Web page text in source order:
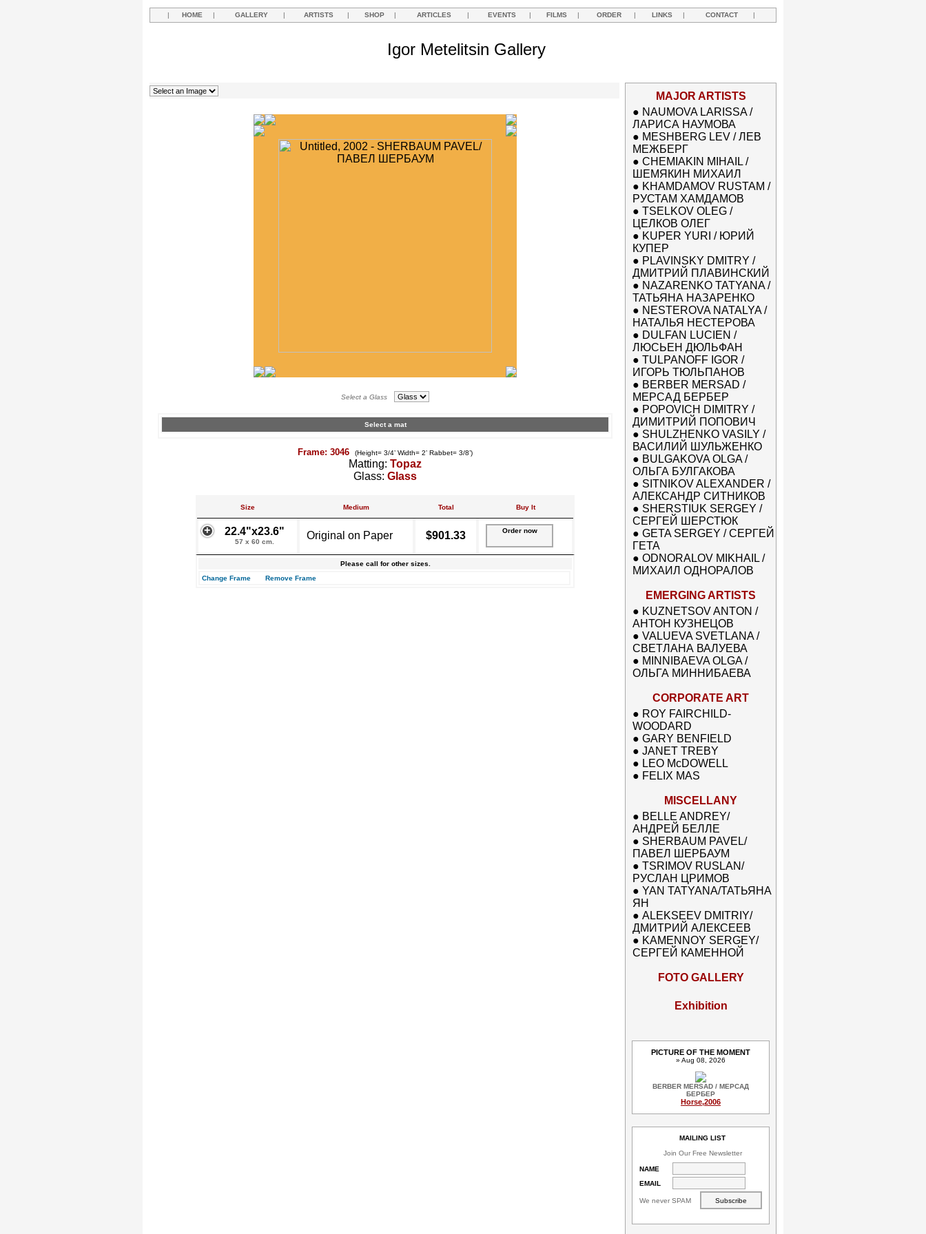
| HOME | GALLERY | ARTISTS | SHOP | ARTICLES | EVENTS | FILMS | ORDER | LINKS | CONTACT |
Igor Metelitsin Gallery
Select a Glass
Select a mat
Frame: 3046 (Height= 3/4’ Width= 2’ Rabbet= 3/8’)
Matting: Topaz
Glass: Glass
Size Medium Total Buy It
22.4"x23.6"
57 x 60 cm.
Original on Paper $901.33 Order now
Please call for other sizes.
Change Frame
Remove Frame
MAJOR ARTISTS
● NAUMOVA LARISSA /
ЛАРИСА НАУМОВА
● MESHBERG LEV / ЛЕВ
МЕЖБЕРГ
● CHEMIAKIN MIHAIL /
ШЕМЯКИН МИХАИЛ
● KHAMDAMOV RUSTAM /
РУСТАМ ХАМДАМОВ
● TSELKOV OLEG /
ЦЕЛКОВ ОЛЕГ
● KUPER YURI / ЮРИЙ
КУПЕР
● PLAVINSKY DMITRY /
ДМИТРИЙ ПЛАВИНСКИЙ
● NAZARENKO TATYANA /
ТАТЬЯНА НАЗАРЕНКО
● NESTEROVA NATALYA /
НАТАЛЬЯ НЕСТЕРОВА
● DULFAN LUCIEN /
ЛЮСЬЕН ДЮЛЬФАН
● TULPANOFF IGOR /
ИГОРЬ ТЮЛЬПАНОВ
● BERBER MERSAD /
МЕРСАД БЕРБЕР
● POPOVICH DIMITRY /
ДИМИТРИЙ ПОПОВИЧ
● SHULZHENKO VASILY /
ВАСИЛИЙ ШУЛЬЖЕНКО
● BULGAKOVA OLGA /
ОЛЬГА БУЛГАКОВА
● SITNIKOV ALEXANDER /
АЛЕКСАНДР СИТНИКОВ
● SHERSTIUK SERGEY /
СЕРГЕЙ ШЕРСТЮК
● GETA SERGEY / СЕРГЕЙ
ГЕТА
● ODNORALOV MIKHAIL /
МИХАИЛ ОДНОРАЛОВ
EMERGING ARTISTS
● KUZNETSOV ANTON /
АНТОН КУЗНЕЦОВ
● VALUEVA SVETLANA /
СВЕТЛАНА ВАЛУЕВА
● MINNIBAEVA OLGA /
ОЛЬГА МИННИБАЕВА
CORPORATE ART
● ROY FAIRCHILD-
WOODARD
● GARY BENFIELD
● JANET TREBY
● LEO McDOWELL
● FELIX MAS
MISCELLANY
● BELLE ANDREY/
АНДРЕЙ БЕЛЛЕ
● SHERBAUM PAVEL/
ПАВЕЛ ШЕРБАУМ
● TSRIMOV RUSLAN/
РУСЛАН ЦРИМОВ
● YAN TATYANA/ТАТЬЯНА
ЯН
● ALEKSEEV DMITRIY/
ДМИТРИЙ АЛЕКСЕЕВ
● KAMENNOY SERGEY/
СЕРГЕЙ КАМЕННОЙ
FOTO GALLERY
Exhibition
PICTURE OF THE MOMENT
» Aug 08, 2026
BERBER MERSAD / МЕРСАД
БЕРБЕР
Horse,2006
MAILING LIST
Join Our Free Newsletter
NAME
EMAIL
We never SPAM